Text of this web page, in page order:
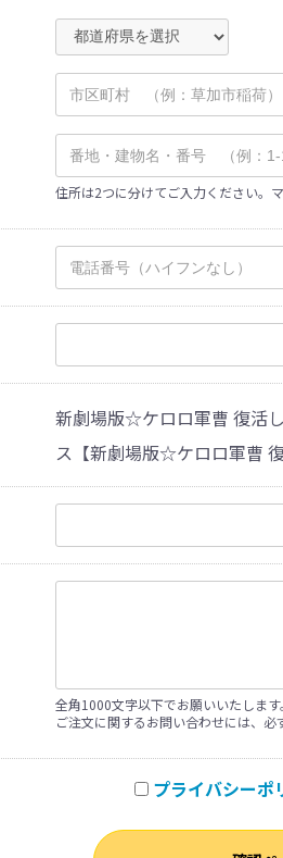
住所は2つに分けてご入力ください。
新劇場版☆ケロロ軍曹 復活
ス【新劇場版☆ケロロ軍曹
全角1000文字以下でお願いいたします。
ご注文に関するお問い合わせには、必
プライバシーポ